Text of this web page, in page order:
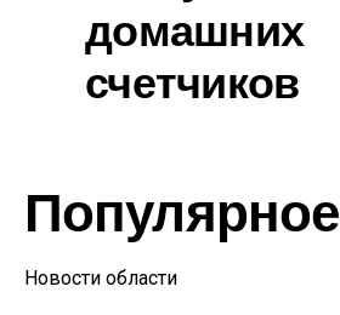
домашних
счетчиков
Популярное
Новости области